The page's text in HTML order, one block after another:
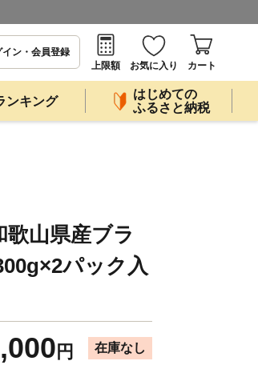
イン・会員登録
上限額
お気に入り カート
ンキング
はじめての
ふるさと納税
歌山県産ブラ
パック入
円 在庫なし